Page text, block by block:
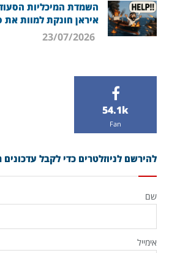
השמדת המיכליות
איראן חונקת למוות את
54.1k
Fan
להירשם לניוזלטרים כדי לקבל עדכונים
שם
אימייל